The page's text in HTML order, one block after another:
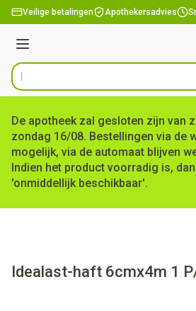
Ga naar de inhoud
Veilige betalingen Apothekersadvies
Menu
Product, merk, categorie...
De apotheek zal gesloten zijn van
zondag 16/08. Bestellingen via de
mogelijk, via de automaat blijven
Indien het product voorradig is,
'onmiddellijk beschikbaar'.
Idealast-haft 6cmx4m 1